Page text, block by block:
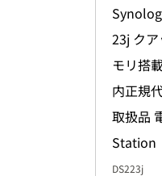
23j クア
モリ搭
内正規
取扱品
Station
DS223j